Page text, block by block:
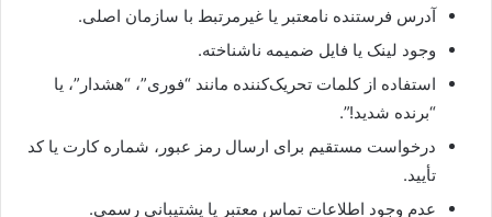
آدرس فرستنده نامعتبر یا غیرمرتبط با سازمان اصلی.
وجود لینک یا فایل ضمیمه ناشناخته.
استفاده از کلمات تحریک‌کننده مانند “فوری”، “هشدار”، یا
“برنده شدید!”.
درخواست مستقیم برای ارسال رمز عبور، شماره کارت یا کد
تأیید.
عدم وجود اطلاعات تماس معتبر یا پشتیبانی رسمی.